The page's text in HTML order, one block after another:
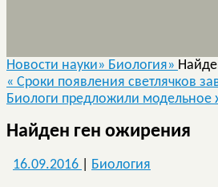
Новости науки» Биология»
« Сроки появления светлячков
Биологи предложили
Найден ген ожирения
16.09.2016 Биология